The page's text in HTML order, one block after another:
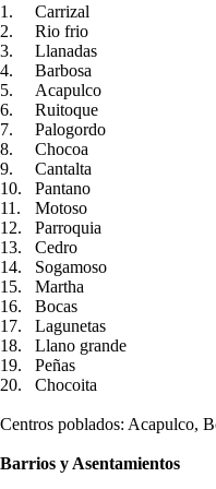
1.
Carrizal
2.
Rio frio
3.
Llanadas
4.
Barbosa
5.
Acapulco
6.
Ruitoque
7.
Palogordo
8.
Chocoa
9.
Cantalta
10.
Pantano
11.
Motoso
12.
Parroquia
13.
Cedro
14.
Sogamoso
15.
Martha
16.
Bocas
17.
Lagunetas
18.
Llano grande
19.
Peñas
20.
Chocoita
Centros poblados: Acapulco,
Barrios y Asentamientos